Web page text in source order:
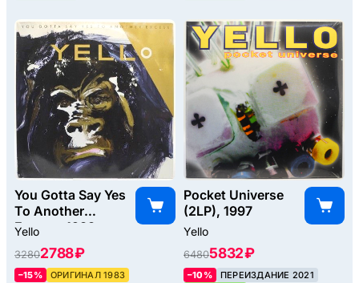
You Gotta Say Yes
To Another
Excess, 1983
Yello
32802788 ₽
–15% ОРИГИНАЛ 1983
Pocket Universe
(2LP), 1997
Yello
64805832 ₽
–10%
ПЕРЕИЗДАНИЕ 2021